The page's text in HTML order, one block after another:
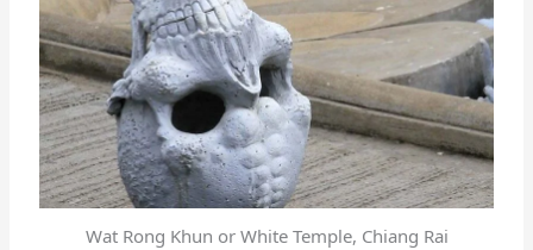
Wat Rong Khun or White Temple, Chiang Rai